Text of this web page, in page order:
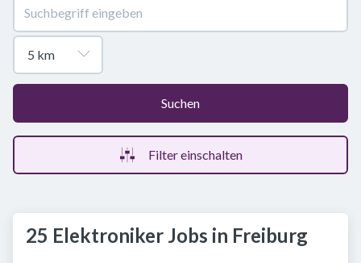
Suchen
Filter einschalten
25 Elektroniker Jobs in Freiburg